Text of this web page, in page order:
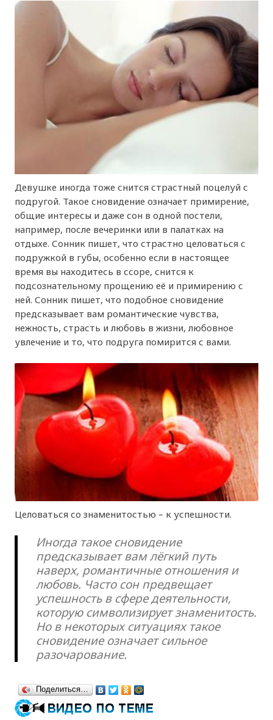
Девушке иногда тоже снится страстный поцелуй с
подругой. Такое сновидение означает примирение,
общие интересы и даже сон в одной постели,
например, после вечеринки или в палатках на
отдыхе. Сонник пишет, что страстно целоваться с
подружкой в губы, особенно если в настоящее
время вы находитесь в ссоре, снится к
подсознательному прощению её и примирению с
ней. Сонник пишет, что подобное сновидение
предсказывает вам романтические чувства,
нежность, страсть и любовь в жизни, любовное
увлечение и то, что подруга помирится с вами.
Целоваться со знаменитостью – к успешности.
Иногда такое сновидение
предсказывает вам лёгкий путь
наверх, романтичные отношения и
любовь. Часто сон предвещает
успешность в сфере деятельности,
которую символизирует знаменитость.
Но в некоторых ситуациях такое
сновидение означает сильное
разочарование.
Поделиться…